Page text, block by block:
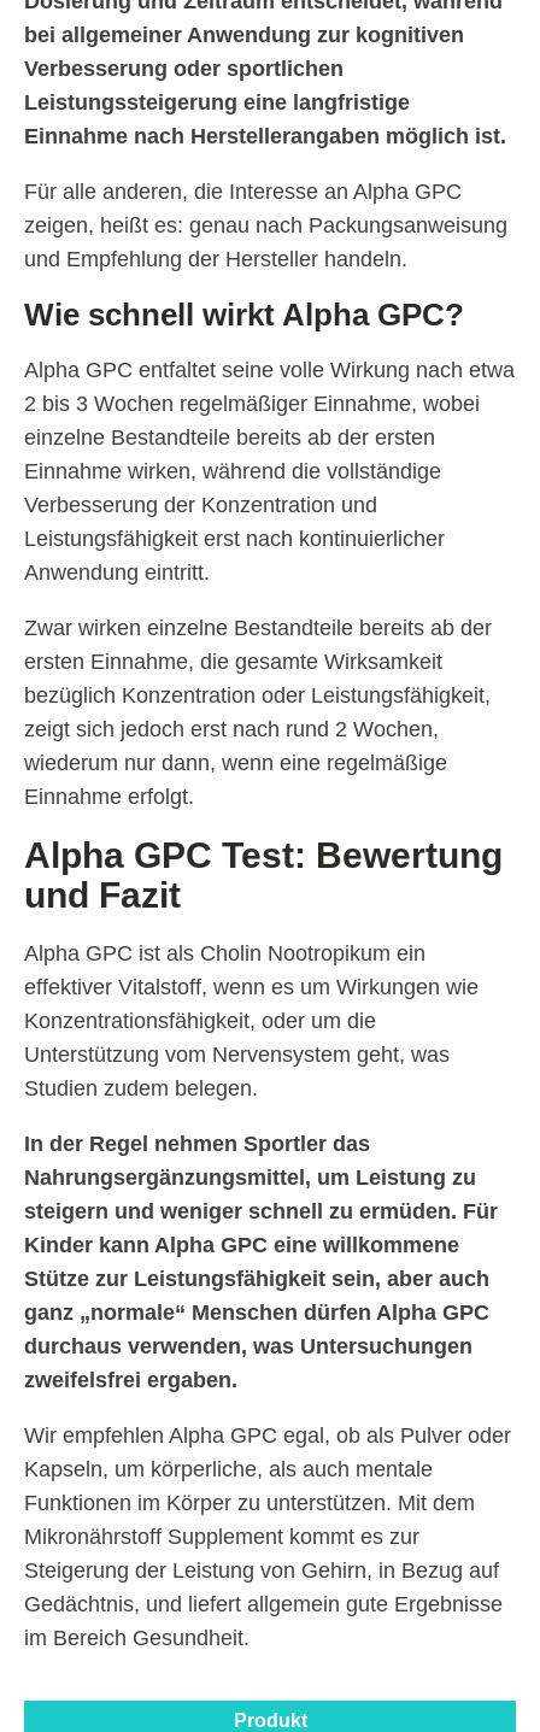
bei allgemeiner Anwendung zur kognitiven
Verbesserung oder sportlichen
Leistungssteigerung eine langfristige
Einnahme nach Herstellerangaben möglich ist.
Für alle anderen, die Interesse an Alpha GPC
zeigen, heißt es: genau nach Packungsanweisung
und Empfehlung der Hersteller handeln.
Wie schnell wirkt Alpha GPC?
Alpha GPC entfaltet seine volle Wirkung nach etwa
2 bis 3 Wochen regelmäßiger Einnahme, wobei
einzelne Bestandteile bereits ab der ersten
Einnahme wirken, während die vollständige
Verbesserung der Konzentration und
Leistungsfähigkeit erst nach kontinuierlicher
Anwendung eintritt.
Zwar wirken einzelne Bestandteile bereits ab der
ersten Einnahme, die gesamte Wirksamkeit
bezüglich Konzentration oder Leistungsfähigkeit,
zeigt sich jedoch erst nach rund 2 Wochen,
wiederum nur dann, wenn eine regelmäßige
Einnahme erfolgt.
Alpha GPC Test: Bewertung
und Fazit
Alpha GPC ist als Cholin Nootropikum ein
effektiver Vitalstoff, wenn es um Wirkungen wie
Konzentrationsfähigkeit, oder um die
Unterstützung vom Nervensystem geht, was
Studien zudem belegen.
In der Regel nehmen Sportler das
Nahrungsergänzungsmittel, um Leistung zu
steigern und weniger schnell zu ermüden. Für
Kinder kann Alpha GPC eine willkommene
Stütze zur Leistungsfähigkeit sein, aber auch
ganz „normale“ Menschen dürfen Alpha GPC
durchaus verwenden, was Untersuchungen
zweifelsfrei ergaben.
Wir empfehlen Alpha GPC egal, ob als Pulver oder
Kapseln, um körperliche, als auch mentale
Funktionen im Körper zu unterstützen. Mit dem
Mikronährstoff Supplement kommt es zur
Steigerung der Leistung von Gehirn, in Bezug auf
Gedächtnis, und liefert allgemein gute Ergebnisse
im Bereich Gesundheit.
Produkt